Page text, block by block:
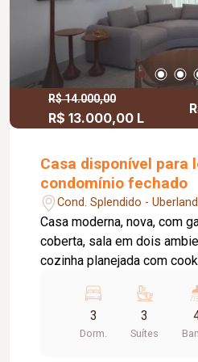
sofisticado; Projeto
padrão; O condomínio oferece: Academia;
Piscina; Playground;
de tênis; Varanda gourmet;
Excelente opção para
exclusividade, segurança e
R$ 14.000,00
R$ 13.000,00 L
Casa disponível para
condomínio fechado
Cond. Splendido -
Casa moderna, nova, com
coberta, sala em dois
cozinha planejada com
e ar condicionado, piscina
suítes sendo a suíte
condicionado. Todos os
3
Dorm.
3
Suítes